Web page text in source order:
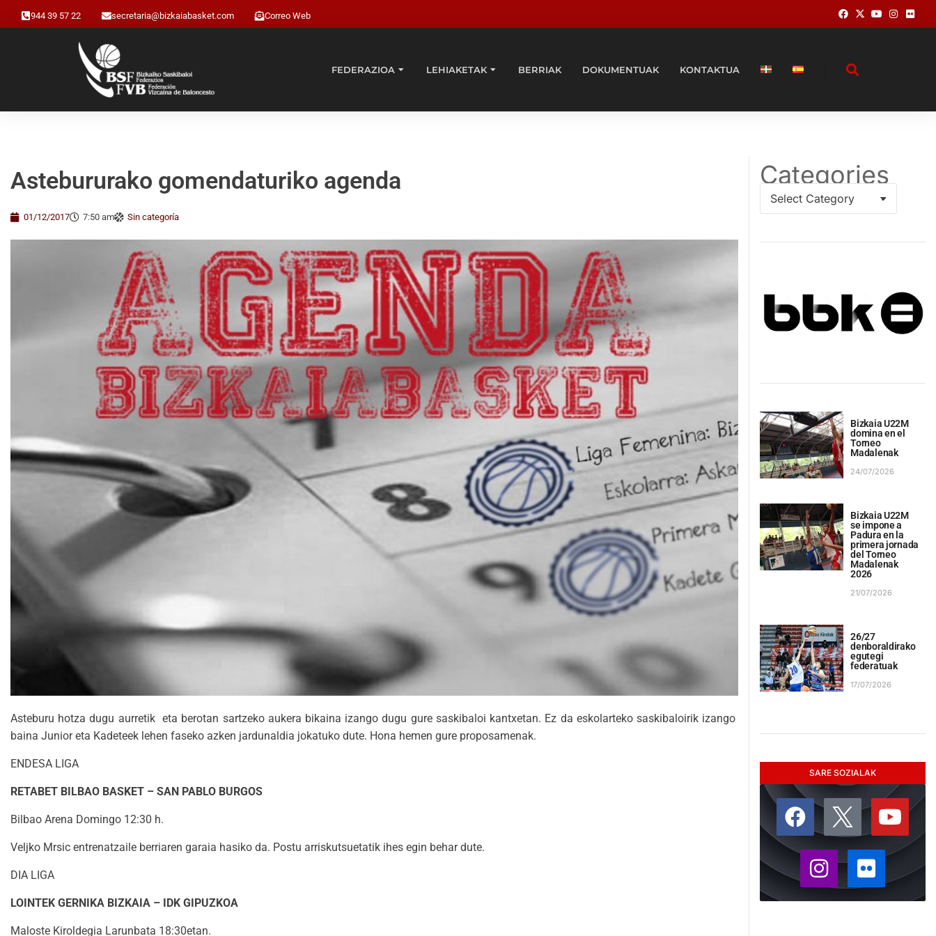
944 39 57 22 secretaria@bizkaiabasket.com Correo Web
FEDERAZIOA LEHIAKETAK BERRIAK DOKUMENTUAK KONTAKTUA
Astebururako gomendaturiko agenda
01/12/2017 7:50 am Sin categoría
Asteburu hotza dugu aurretik eta berotan sartzeko aukera bikaina izango dugu gure saskibaloi kantxetan. Ez da eskolarteko saskibaloirik izango
baina Junior eta Kadeteek lehen faseko azken jardunaldia jokatuko dute. Hona hemen gure proposamenak.
ENDESA LIGA
RETABET BILBAO BASKET – SAN PABLO BURGOS
Bilbao Arena Domingo 12:30 h.
Veljko Mrsic entrenatzaile berriaren garaia hasiko da. Postu arriskutsuetatik ihes egin behar dute.
DIA LIGA
LOINTEK GERNIKA BIZKAIA – IDK GIPUZKOA
Maloste Kiroldegia Larunbata 18:30etan.
Categories
Bizkaia U22M
domina en el
Torneo
Madalenak
24/07/2026
Bizkaia U22M
se impone a
Padura en la
primera jornada
del Torneo
Madalenak
2026
21/07/2026
26/27
denboraldirako
egutegi
federatuak
17/07/2026
SARE SOZIALAK